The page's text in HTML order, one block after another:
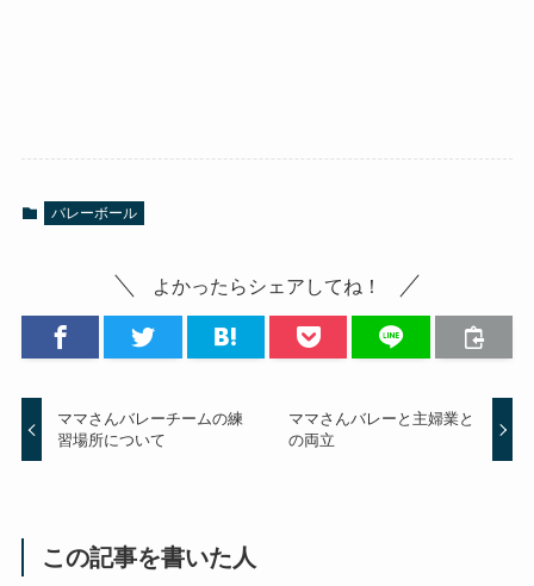
バレーボール
よかったらシェアしてね！
ママさんバレーチームの練
習場所について
ママさんバレーと主婦業と
の両立
この記事を書いた人